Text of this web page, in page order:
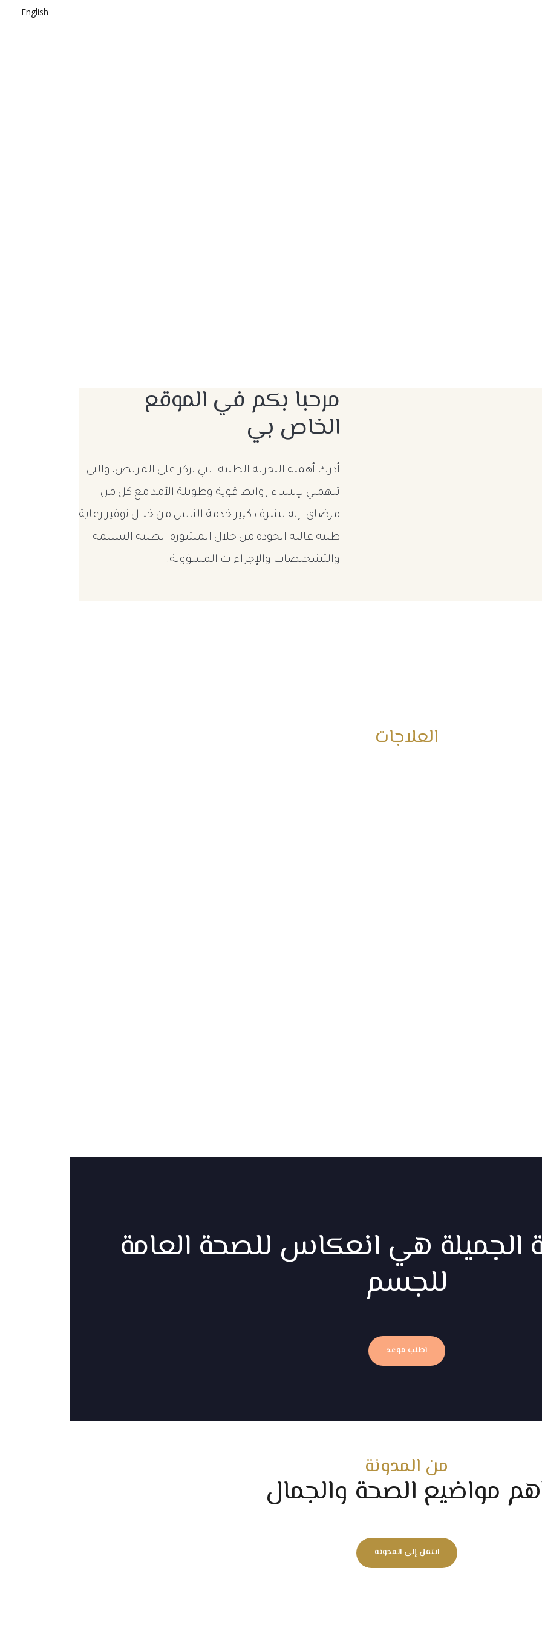
English
مرحبا بكم في الموقع
الخاص بي
أدرك أهمية التجربة الطبية التي تركز على المريض، والتي
تلهمني لإنشاء روابط قوية وطويلة الأمد مع كل من
مرضاي. إنه لشرف كبير خدمة الناس من خلال توفير رعاية
طبية عالية الجودة من خلال المشورة الطبية السليمة
والتشخيصات والإجراءات المسؤولة.
العلاجات
الجميلة هي انعكاس للصحة العامة
للجسم
اطلب موعد
من المدونة
مواضيع الصحة والجمال
انتقل إلى المدونة